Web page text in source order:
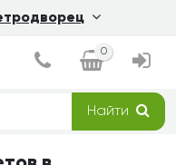
0
Найти